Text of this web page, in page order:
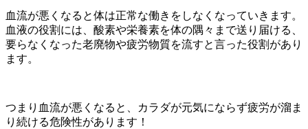
血流が悪くなると体は正常な働きをしなくなっていきます。
血液の役割には、酸素や栄養素を体の隅々まで送り届ける、
要らなくなった老廃物や疲労物質を流すと言った役割があり
ます。
つまり血流が悪くなると、カラダが元気にならず疲労が溜ま
り続ける危険性があります！